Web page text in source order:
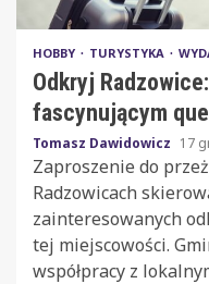
HOBBY TURYSTYKA
Odkryj
fascynującym
Tomasz Dawidowicz 17
Zaproszenie do
Radzowicach
zainteresowanych
tej miejscowości.
współpracy z